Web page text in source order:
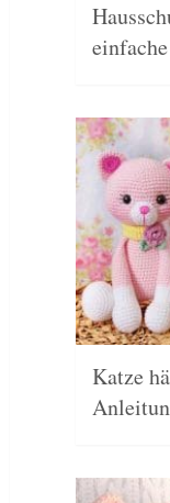
Katze